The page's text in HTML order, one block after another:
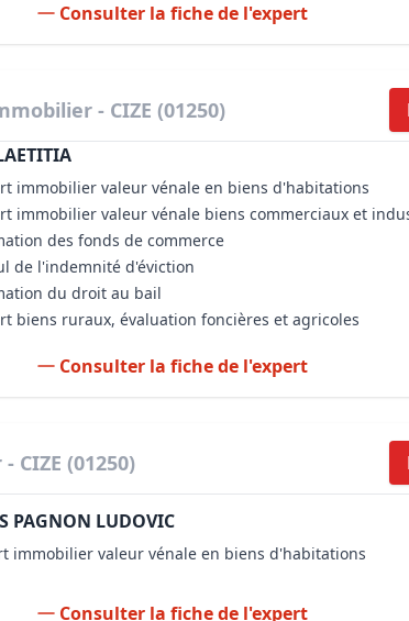
Consulter la fiche de l'expert
- CIZE (01250)
immobilier valeur vénale en biens d'habitations
immobilier valeur vénale biens commerciaux et
des fonds de commerce
de l'indemnité d'éviction
du droit au bail
biens ruraux, évaluation foncières et agricoles
Consulter la fiche de l'expert
CIZE (01250)
PAGNON LUDOVIC
immobilier valeur vénale en biens d'habitations
Consulter la fiche de l'expert